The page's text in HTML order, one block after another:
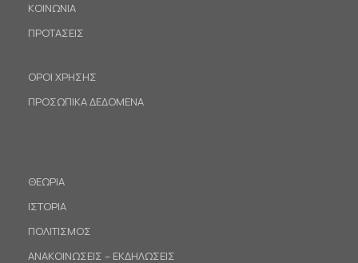
ΚΟΙΝΩΝΙΑ
ΠΡΟΤΑΣΕΙΣ
ΟΡΟΙ ΧΡΗΣΗΣ
ΠΡΟΣΩΠΙΚΑ ΔΕΔΟΜΕΝΑ
ΘΕΩΡΙΑ
ΙΣΤΟΡΙΑ
ΠΟΛΙΤΙΣΜΟΣ
ΑΝΑΚΟΙΝΩΣΕΙΣ – ΕΚΔΗΛΩΣΕΙΣ